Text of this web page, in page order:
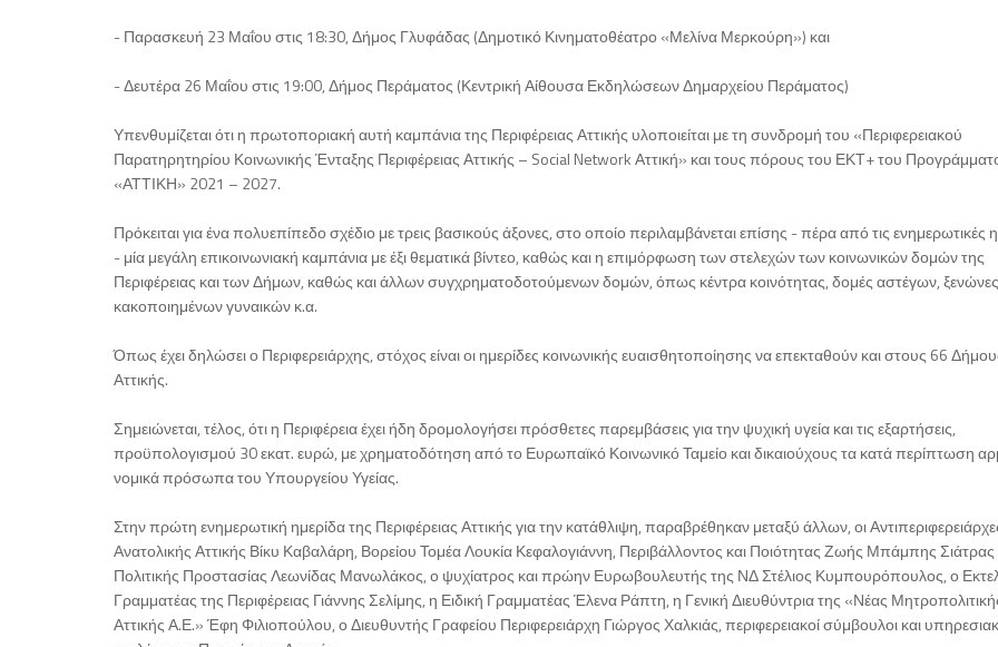
- Παρασκευή 23 Μαΐου στις 18:30, Δήμος Γλυφάδας (Δημοτικό Κινηματοθέατρο «Μελίνα Μερκούρη») και
- Δευτέρα 26 Μαΐου στις 19:00, Δήμος Περάματος (Κεντρική Αίθουσα Εκδηλώσεων Δημαρχείου Περάματος)
Υπενθυμίζεται ότι η πρωτοποριακή αυτή καμπάνια της Περιφέρειας Αττικής υλοποιείται με τη συνδρομή του «Περιφερειακού
Παρατηρητηρίου Κοινωνικής Ένταξης Περιφέρειας Αττικής – Social Network Αττική» και τους πόρους του ΕΚΤ+ του
«ΑΤΤΙΚΗ» 2021 – 2027.
Πρόκειται για ένα πολυεπίπεδο σχέδιο με τρεις βασικούς άξονες, στο οποίο περιλαμβάνεται επίσης - πέρα από τις ενημερωτικές
- μία μεγάλη επικοινωνιακή καμπάνια με έξι θεματικά βίντεο, καθώς και η επιμόρφωση των στελεχών των κοινωνικών δομών της
Περιφέρειας και των Δήμων, καθώς και άλλων συγχρηματοδοτούμενων δομών, όπως κέντρα κοινότητας, δομές αστέγων, ξενώνες
κακοποιημένων γυναικών κ.α.
Όπως έχει δηλώσει ο Περιφερειάρχης, στόχος είναι οι ημερίδες κοινωνικής ευαισθητοποίησης να επεκταθούν και στους 66
Αττικής.
Σημειώνεται, τέλος, ότι η Περιφέρεια έχει ήδη δρομολογήσει πρόσθετες παρεμβάσεις για την ψυχική υγεία και τις εξαρτήσεις,
προϋπολογισμού 30 εκατ. ευρώ, με χρηματοδότηση από το Ευρωπαϊκό Κοινωνικό Ταμείο και δικαιούχους τα κατά περίπτωση
νομικά πρόσωπα του Υπουργείου Υγείας.
Στην πρώτη ενημερωτική ημερίδα της Περιφέρειας Αττικής για την κατάθλιψη, παραβρέθηκαν μεταξύ άλλων, οι
Ανατολικής Αττικής Βίκυ Καβαλάρη, Βορείου Τομέα Λουκία Κεφαλογιάννη, Περιβάλλοντος και Ποιότητας Ζωής Μπάμπης Σιάτρας
Πολιτικής Προστασίας Λεωνίδας Μανωλάκος, ο ψυχίατρος και πρώην Ευρωβουλευτής της ΝΔ Στέλιος Κυμπουρόπουλος, ο
Γραμματέας της Περιφέρειας Γιάννης Σελίμης, η Ειδική Γραμματέας Έλενα Ράπτη, η Γενική Διευθύντρια της «Νέας
Αττικής Α.Ε.» Έφη Φιλιοπούλου, ο Διευθυντής Γραφείου Περιφερειάρχη Γιώργος Χαλκιάς, περιφερειακοί σύμβουλοι και